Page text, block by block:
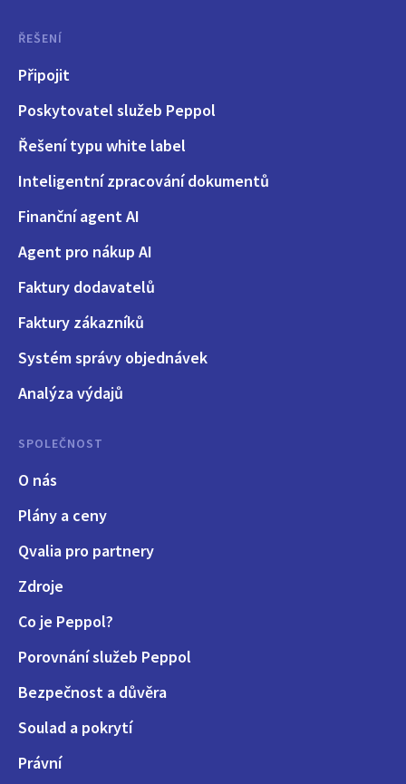
ŘEŠENÍ
Připojit
Poskytovatel služeb Peppol
Řešení typu white label
Inteligentní zpracování dokumentů
Finanční agent AI
Agent pro nákup AI
Faktury dodavatelů
Faktury zákazníků
Systém správy objednávek
Analýza výdajů
SPOLEČNOST
O nás
Plány a ceny
Qvalia pro partnery
Zdroje
Co je Peppol?
Porovnání služeb Peppol
Bezpečnost a důvěra
Soulad a pokrytí
Právní